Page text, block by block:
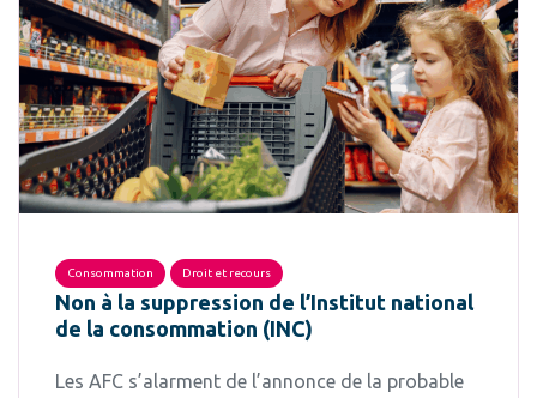
Consommation Droit et recours
Non à la suppression de l’Institut national
de la consommation (INC)
Les AFC s’alarment de l’annonce de la probable